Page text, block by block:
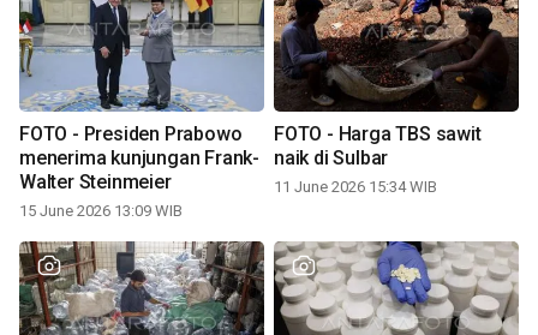
FOTO - Presiden Prabowo
menerima kunjungan Frank-
Walter Steinmeier
15 June 2026 13:09 WIB
FOTO - Harga TBS sawit
naik di Sulbar
11 June 2026 15:34 WIB